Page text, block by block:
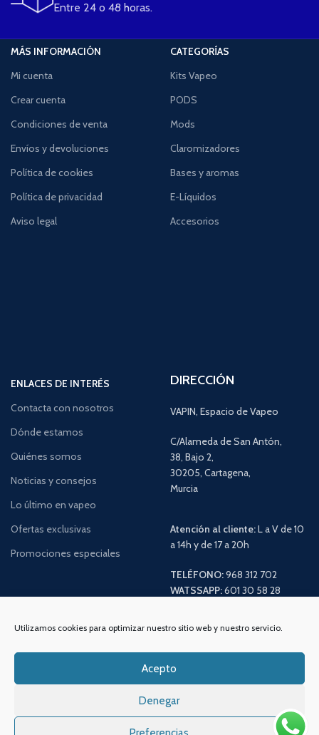
Utilizamos cookies para optimizar nuestro sitio web y nuestro servicio.
Acepto
Denegar
Entre 24 o 48 horas.
MÁS INFORMACIÓN
Mi cuenta
Crear cuenta
Condiciones de venta
Envíos y devoluciones
Política de cookies
Política de privacidad
Aviso legal
CATEGORÍAS
Kits Vapeo
PODS
Mods
Claromizadores
Bases y aromas
E-Líquidos
Accesorios
ENLACES DE INTERÉS
Contacta con nosotros
Dónde estamos
Quiénes somos
Noticias y consejos
Lo último en vapeo
Ofertas exclusivas
Promociones especiales
DIRECCIÓN
VAPIN, Espacio de Vapeo
C/Alameda de San Antón,
38, Bajo 2,
30205, Cartagena,
Murcia
Atención al cliente:L a V de 10
a 14h y de 17 a 20h
TELÉFONO:968 312 702
WATSSAPP:601 30 58 28